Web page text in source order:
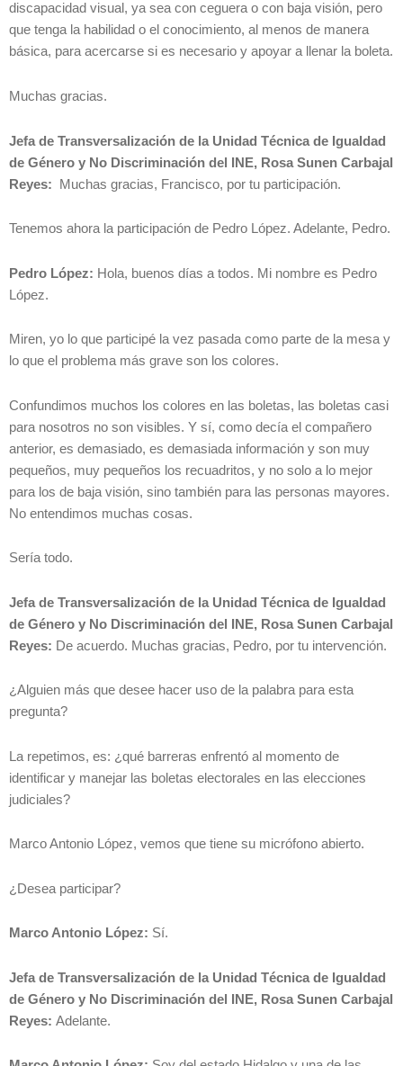
discapacidad visual, ya sea con ceguera o con baja visión, pero
que tenga la habilidad o el conocimiento, al menos de manera
básica, para acercarse si es necesario y apoyar a llenar la boleta.
Muchas gracias.
Jefa de Transversalización de la Unidad Técnica de Igualdad
de Género y No Discriminación del INE, Rosa Sunen Carbajal
Reyes: Muchas gracias, Francisco, por tu participación.
Tenemos ahora la participación de Pedro López. Adelante, Pedro.
Pedro López: Hola, buenos días a todos. Mi nombre es Pedro
López.
Miren, yo lo que participé la vez pasada como parte de la mesa y
lo que el problema más grave son los colores.
Confundimos muchos los colores en las boletas, las boletas casi
para nosotros no son visibles. Y sí, como decía el compañero
anterior, es demasiado, es demasiada información y son muy
pequeños, muy pequeños los recuadritos, y no solo a lo mejor
para los de baja visión, sino también para las personas mayores.
No entendimos muchas cosas.
Sería todo.
Jefa de Transversalización de la Unidad Técnica de Igualdad
de Género y No Discriminación del INE, Rosa Sunen Carbajal
Reyes: De acuerdo. Muchas gracias, Pedro, por tu intervención.
¿Alguien más que desee hacer uso de la palabra para esta
pregunta?
La repetimos, es: ¿qué barreras enfrentó al momento de
identificar y manejar las boletas electorales en las elecciones
judiciales?
Marco Antonio López, vemos que tiene su micrófono abierto.
¿Desea participar?
Marco Antonio López: Sí.
Jefa de Transversalización de la Unidad Técnica de Igualdad
de Género y No Discriminación del INE, Rosa Sunen Carbajal
Reyes: Adelante.